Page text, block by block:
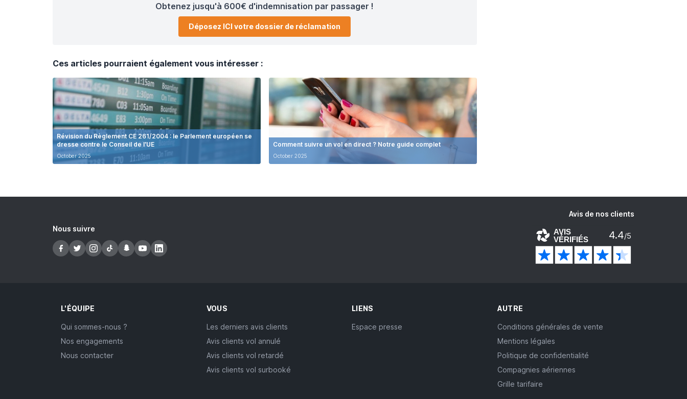
Obtenez jusqu'à 600€ d'indemnisation par passager !
Déposez ICI votre dossier de réclamation
Ces articles pourraient également vous intéresser :
Révision du Règlement CE 261/2004 : le Parlement européen se
dresse contre le Conseil de l'UE
October 2025
Comment suivre un vol en direct ? Notre guide complet
October 2025
Nous suivre
Avis de nos clients
AVIS
VÉRIFIÉS 4.4/5
L'ÉQUIPE
Qui sommes-nous ?
Nos engagements
Nous contacter
VOUS
Les derniers avis clients
Avis clients vol annulé
Avis clients vol retardé
Avis clients vol surbooké
LIENS
Espace presse
AUTRE
Conditions générales de vente
Mentions légales
Politique de confidentialité
Compagnies aériennes
Grille tarifaire